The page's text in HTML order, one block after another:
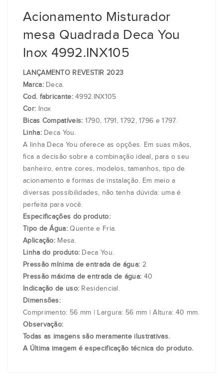
Acionamento Misturador
mesa Quadrada Deca You
Inox 4992.INX105
LANÇAMENTO REVESTIR 2023
Marca: Deca.
Cod. fabricante:4992.INX105
Cor: Inox
Bicas Compatíveis: 1790, 1791, 1792, 1796 e 1797.
Linha: Deca You.
A linha Deca You oferece as opções. Em suas mãos,
fica a decisão sobre a combinação ideal, para o seu
banheiro, entre cores, modelos, tamanhos, tipo de
acionamento e formas de instalação. Em meio a
diversas possibilidades, não tenha dúvida: uma é
perfeita para você.
Especificações do produto:
Tipo de Água:Quente e Fria.
Aplicação: Mesa.
Linha do produto: Deca You.
Pressão mínima de entrada de água: 2
Pressão máxima de entrada de água: 40
Indicação de uso: Residencial.
Dimensões:
Comprimento: 56 mm | Largura: 56 mm | Altura: 40 mm.
Observação:
Todas as imagens são meramente ilustrativas.
A Última imagem é especificação técnica do produto.